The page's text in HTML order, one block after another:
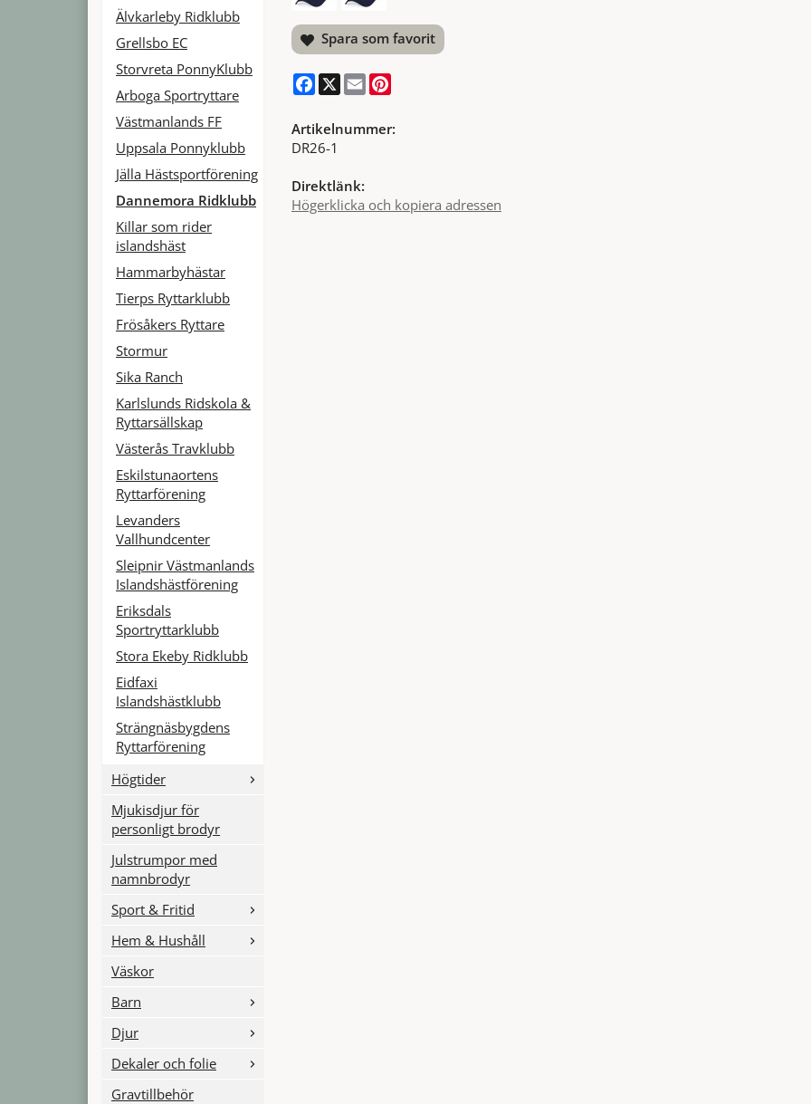
Älvkarleby Ridklubb
Grellsbo EC
Storvreta PonnyKlubb
Arboga Sportryttare
Västmanlands FF
Uppsala Ponnyklubb
Jälla Hästsportförening
Dannemora Ridklubb
Killar som rider
islandshäst
Hammarbyhästar
Tierps Ryttarklubb
Frösåkers Ryttare
Stormur
Sika Ranch
Karlslunds Ridskola &
Ryttarsällskap
Västerås Travklubb
Eskilstunaortens
Ryttarförening
Levanders
Vallhundcenter
Sleipnir Västmanlands
Islandshästförening
Eriksdals
Sportryttarklubb
Stora Ekeby Ridklubb
Eidfaxi
Islandshästklubb
Strängnäsbygdens
Ryttarförening
Högtider
Mjukisdjur för
personligt brodyr
Julstrumpor med
namnbrodyr
Sport & Fritid
Hem & Hushåll
Väskor
Barn
Djur
Dekaler och folie
Gravtillbehör
Spara som favorit
Facebook
X Email
Artikelnummer:
DR26-1
Direktlänk:
Högerklicka och kopiera adressen